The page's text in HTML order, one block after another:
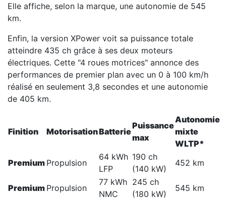
Elle affiche, selon la marque, une autonomie de 545
km.
Enfin, la version XPower voit sa puissance totale
atteindre 435 ch grâce à ses deux moteurs
électriques. Cette "4 roues motrices" annonce des
performances de premier plan avec un 0 à 100 km/h
réalisé en seulement 3,8 secondes et une autonomie
de 405 km.
Finition MotorisationBatterie
Puissance
max
Autonomie
mixte
WLTP*
Premium Propulsion
64 kWh
LFP
190 ch
(140 kW)
452 km
Premium Propulsion
77 kWh
NMC
245 ch
(180 kW)
545 km